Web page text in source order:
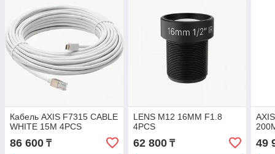
Кабель AXIS F7315 CABLE
WHITE 15M 4PCS
86 600 ₸
LENS M12 16MM F1.8
4PCS
62 800₸ 49